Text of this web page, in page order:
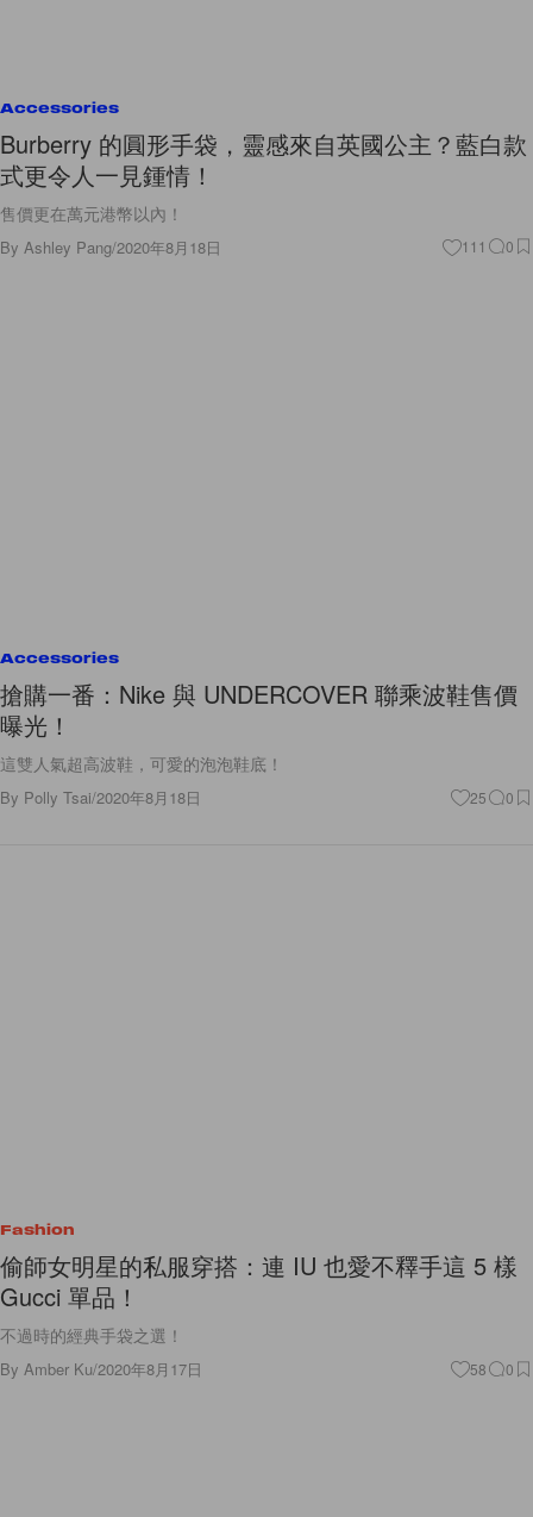
Accessories
Burberry 的圓形手袋，靈感來自英國公主？藍白款
式更令人一見鍾情！
售價更在萬元港幣以內！
By Ashley Pang/2020年8月18日 111 0
Accessories
搶購一番：Nike 與 UNDERCOVER 聯乘波鞋售價
曝光！
這雙人氣超高波鞋，可愛的泡泡鞋底！
By Polly Tsai/2020年8月18日 25 0
Fashion
偷師女明星的私服穿搭：連 IU 也愛不釋手這 5 樣
Gucci 單品！
不過時的經典手袋之選！
By Amber Ku/2020年8月17日 58 0